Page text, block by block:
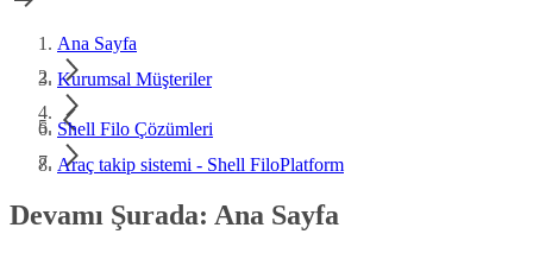
Ana Sayfa
Kurumsal Müşteriler
Shell Filo Çözümleri
Araç takip sistemi - Shell FiloPlatform
Devamı Şurada: Ana Sayfa